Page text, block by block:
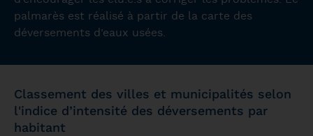
palmarès est réalisé à partir de la carte des
déversements d’eaux usées.
Classement des villes et municipalités selon
l'indice d’intensité des déversements par
habitant